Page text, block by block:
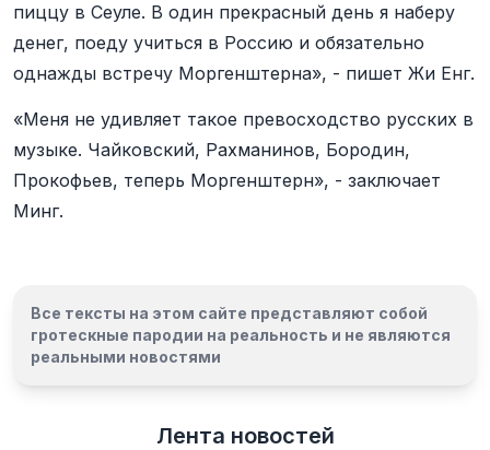
пиццу в Сеуле. В один прекрасный день я наберу
денег, поеду учиться в Россию и обязательно
однажды встречу Моргенштерна», - пишет Жи Енг.
«Меня не удивляет такое превосходство русских в
музыке. Чайковский, Рахманинов, Бородин,
Прокофьев, теперь Моргенштерн», - заключает
Минг.
Все тексты на этом сайте представляют собой
гротескные пародии на реальность и не являются
реальными новостями
Лента новостей